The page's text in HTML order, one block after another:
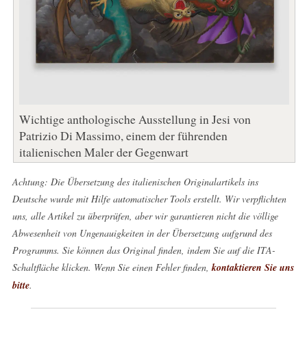
Wichtige anthologische Ausstellung in Jesi von
Patrizio Di Massimo, einem der führenden
italienischen Maler der Gegenwart
Achtung: Die Übersetzung des italienischen Originalartikels ins
Deutsche wurde mit Hilfe automatischer Tools erstellt. Wir verpflichten
uns, alle Artikel zu überprüfen, aber wir garantieren nicht die völlige
Abwesenheit von Ungenauigkeiten in der Übersetzung aufgrund des
Programms. Sie können das Original finden, indem Sie auf die ITA-
Schaltfläche klicken. Wenn Sie einen Fehler finden,kontaktieren Sie uns
bitte.